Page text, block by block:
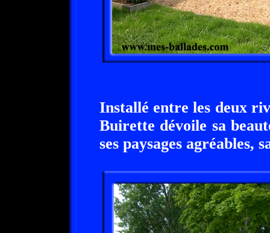
Installé entre les deux
Buirette dévoile sa
ses paysages agréables,